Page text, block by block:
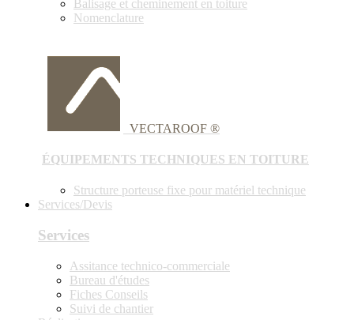
Balisage et cheminement en toiture
Nomenclature
VECTAROOF ®
ÉQUIPEMENTS TECHNIQUES EN TOITURE
Structure porteuse fixe pour matériel technique
Services/Devis
Services
Assitance technico-commerciale
Bureau d'études
Fiches Conseils
Suivi de chantier